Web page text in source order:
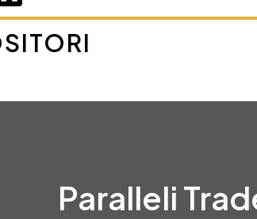
Paralleli